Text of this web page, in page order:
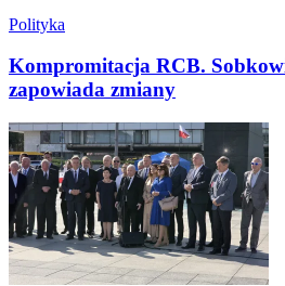
Polityka
Kompromitacja RCB.
zapowiada zmiany